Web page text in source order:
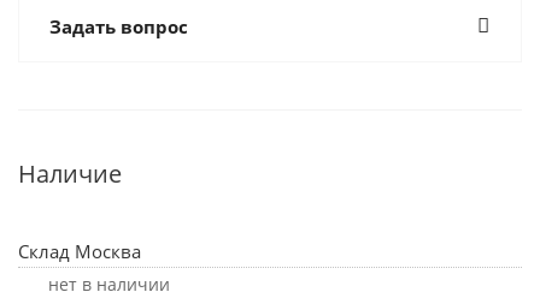
Задать вопрос
Наличие
Склад Москва
Нет в наличии